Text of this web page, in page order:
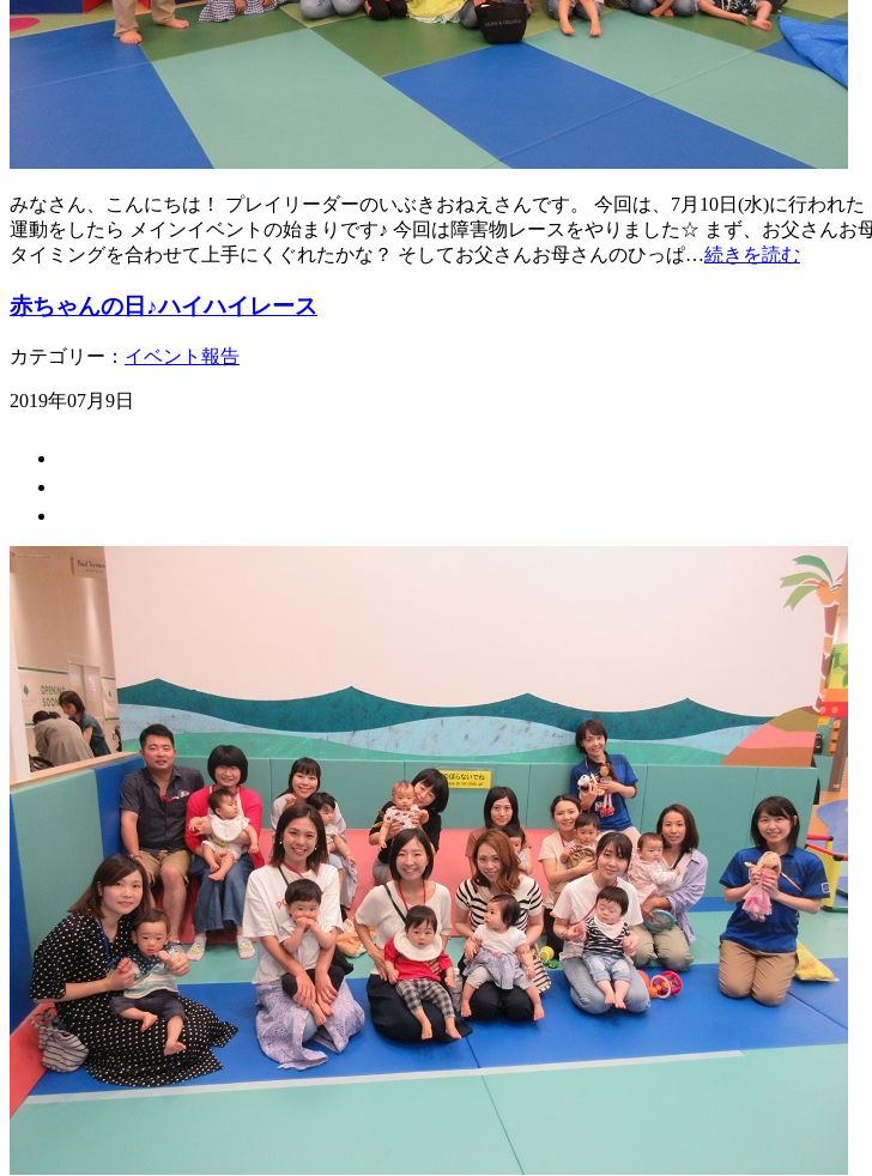
みなさん、こんにちは！ プレイリーダーのいぶきおねえさんです。 今回は、7月10日(水)に行われ
運動をしたら メインイベントの始まりです♪ 今回は障害物レースをやりました☆ まず、お父さんお
タイミングを合わせて上手にくぐれたかな？ そしてお父さんお母さんのひっぱ…続きを読む
赤ちゃんの日♪ハイハイレース
カテゴリー： イベント報告
2019年07月9日